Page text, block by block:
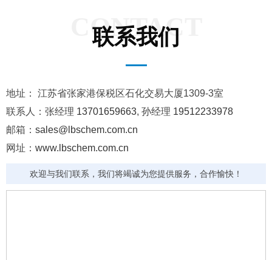
CONTACT
联系我们
地址： 江苏省张家港保税区石化交易大厦1309-3室
联系人：张经理 13701659663, 孙经理 19512233978
邮箱： sales@lbschem.com.cn
网址： www.lbschem.com.cn
欢迎与我们联系，我们将竭诚为您提供服务，合作愉快！